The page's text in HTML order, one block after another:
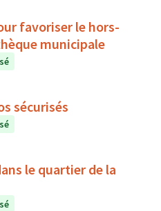
favoriser le hors-
municipale
sécurisés
le quartier de la